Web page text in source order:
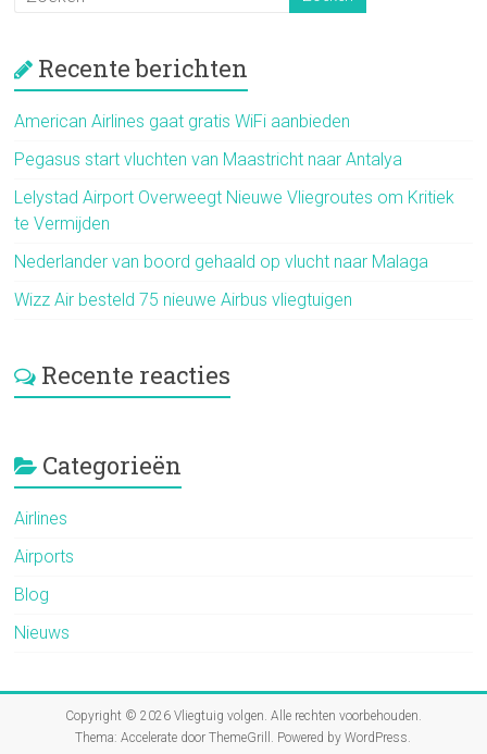
Recente berichten
American Airlines gaat gratis WiFi aanbieden
Pegasus start vluchten van Maastricht naar Antalya
Lelystad Airport Overweegt Nieuwe Vliegroutes om Kritiek
te Vermijden
Nederlander van boord gehaald op vlucht naar Malaga
Wizz Air besteld 75 nieuwe Airbus vliegtuigen
Recente reacties
Categorieën
Airlines
Airports
Blog
Nieuws
Copyright © 2026 Vliegtuig volgen. Alle rechten voorbehouden.
Thema:Accelerate door ThemeGrill. Powered byWordPress.